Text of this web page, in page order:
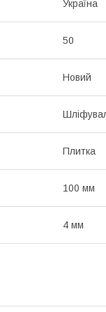
Україна
50
Новий
Плитка
100 мм
4 мм